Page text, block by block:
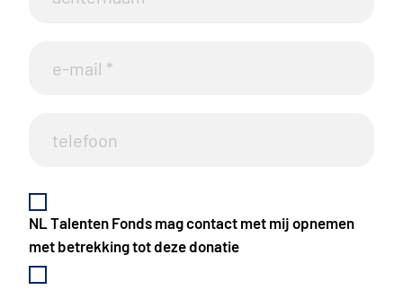
NL Talenten Fonds mag contact met mij opnemen
met betrekking tot deze donatie